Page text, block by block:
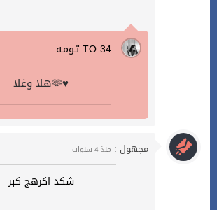
تـومـه TO 34 :
هلا وغلا🫶♥️
مجهول : منذ 4 سنوات
شكد اكرهج كبر